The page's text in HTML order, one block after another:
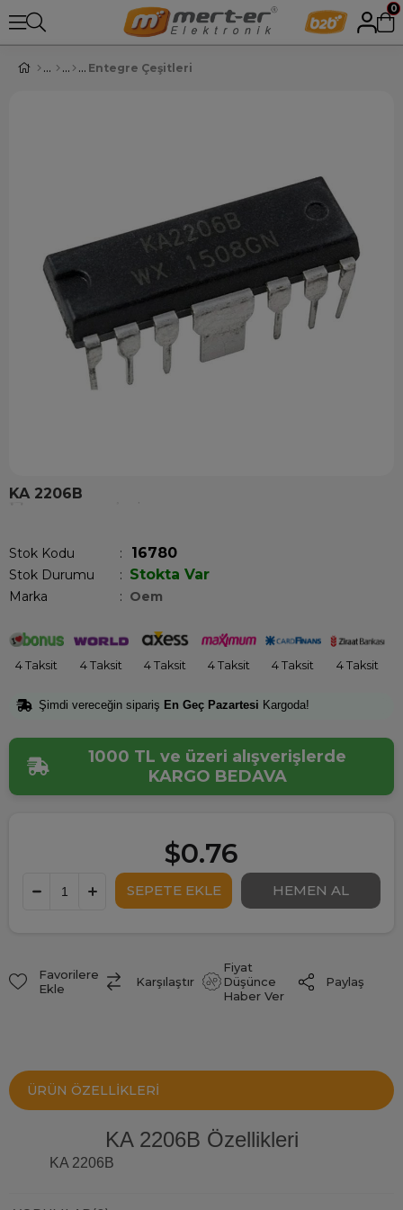
0
Entegre Çeşitleri
KA 2206B
Stok Kodu 16780
Stok Durumu : Stokta Var
Marka : Oem
4 Taksit 4 Taksit 4 Taksit 4 Taksit 4 Taksit 4 Taksit
Şimdi vereceğin sipariş En Geç Pazartesi Kargoda!
1000 TL ve üzeri alışverişlerde
KARGO BEDAVA
$0.76
Favorilere
Ekle
Karşılaştır
Fiyat
Düşünce
Haber Ver
Paylaş
ÜRÜN ÖZELLIKLERI
KA 2206B Özellikleri
KA 2206B